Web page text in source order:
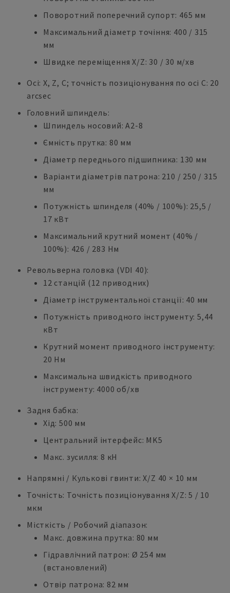
Поворотний поперечний супорт: 465 мм
Максимальний діаметр точіння: 400 / 315
мм
Швидке переміщення X/Z: 30 / 30 м/хв
Осі: X, Z, C; точність позиціонування по осі C: 20
arcsec
Головний шпиндель:
Шпиндель носовий: A2-8
Ємність прутка: 80 мм
Діаметр переднього підшипника: 130 мм
Варіанти діаметрів патрона: 210 / 250 / 315
мм
Потужність шпинделя (40% / 100%): 25,5 /
17 кВт
Максимальний крутний момент (40% /
100%): 426 / 283 Нм
Револьверна головка (VDI 40):
12 станцій (12 приводних)
Діаметр інструментальної станції: 40 мм
Потужність приводного інструменту: 5,44
кВт
Крутний момент приводного інструменту:
20 Нм
Максимальна швидкість приводного
інструменту: 4000 об/хв
Задня бабка:
Хід: 500 мм
Центральний інтерфейс: MK5
Макс. зусилля: 8 кН
Напрямні / Кулькові гвинти: X/Z 40 × 10 мм
Точність: Точність позиціонування X/Z: 5 / 10
мкм
Місткість / Робочий діапазон:
Макс. довжина прутка: 80 мм
Гідравлічний патрон: Ø 254 мм
(встановлений)
Отвір патрона: 82 мм